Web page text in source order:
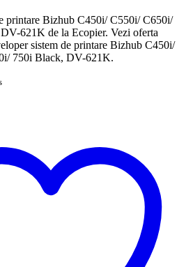
printare Bizhub C450i/ C550i/ C650i/
621K de la Ecopier. Vezi oferta
sistem de printare Bizhub C450i/
750i Black, DV-621K.